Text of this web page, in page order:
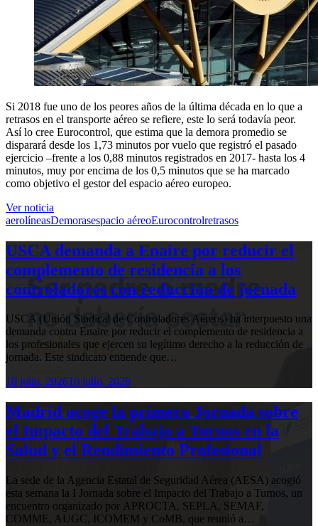
Si 2018 fue uno de los peores años de la última década en lo que a
retrasos en el transporte aéreo se refiere, este lo será todavía peor.
Así lo cree Eurocontrol, que estima que la demora promedio se
disparará desde los 1,73 minutos por vuelo que registró el pasado
ejercicio –frente a los 0,88 minutos registrados en 2017- hasta los 4
minutos, muy por encima de los 0,5 minutos que se ha marcado
como objetivo el gestor del espacio aéreo europeo.
Ver noticia
aerolíneasDemorasespacio aéreoEurocontrolretrasos
USCA demanda a Enaire por reducir el
complemento de residencia a los
controladores con reducción de jornada
USCA (Unión Sindical de Controladores Aéreos) ha interpuesto una
demanda contra Enaire por reducir el complemento de residencia a
los profesionales que ejercen su legítimo derecho a la reducción de
jornada. Este sindicato entiende que…
10 julio, 202610 julio, 2026
Madrid acoge la primera Jornada sobre
el Impacto del Trabajo a Turnos en la
Salud y el Rendimiento Profesional
La sede de la Agencia Estatal de Seguridad Aérea (AESA) acogió
esta semana la I Jornada sobre el Impacto del Trabajo a Turnos, un
encuentro organizado por APROCTA, SEPLA, SEMAF,
COMME, AUGC, ICOMEM y CoMB, que reunió a…